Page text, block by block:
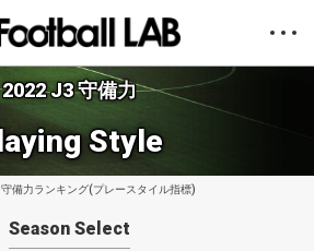
2022 J3 守備力
Style
備力ランキング(プレースタイル指標)
Season Select